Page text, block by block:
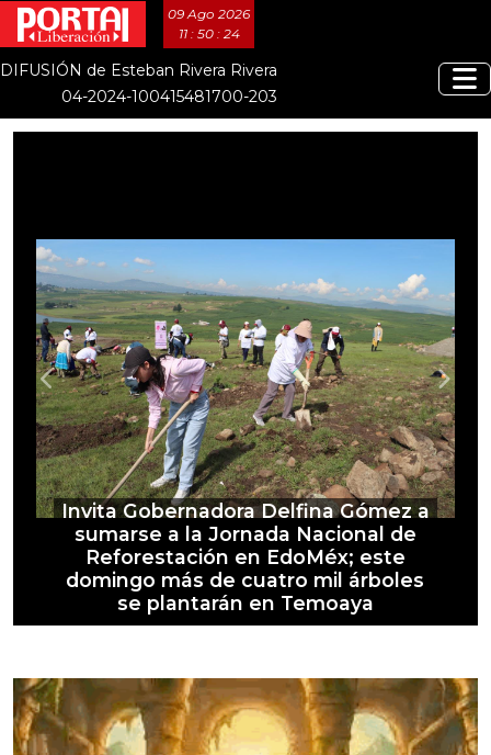
09 Ago 2026
11 : 50 : 26
DIFUSIÓN de Esteban Rivera Rivera
04-2024-100415481700-203
Invita Gobernadora Delfina Gómez a
sumarse a la Jornada Nacional de
Reforestación en EdoMéx; este
domingo más de cuatro mil árboles
se plantarán en Temoaya